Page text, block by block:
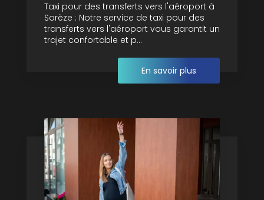
Taxi pour des transferts vers l'aéroport à
Sorèze : Notre service de taxi pour des
transferts vers l'aéroport vous garantit un
trajet confortable et p...
En savoir plus